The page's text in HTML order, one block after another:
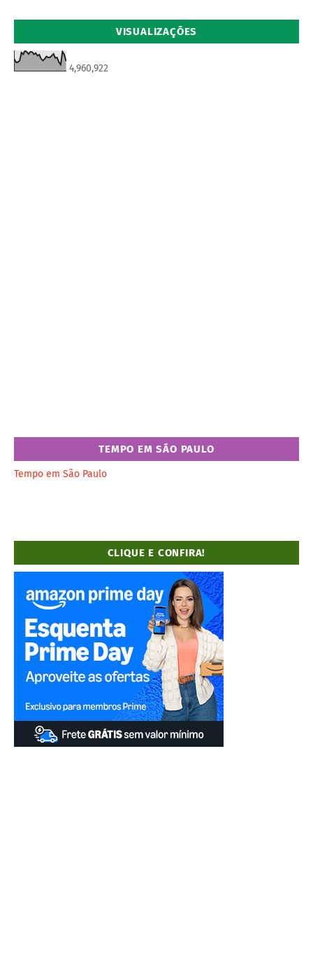
VISUALIZAÇÕES
4,960,922
TEMPO EM SÃO PAULO
Tempo em São Paulo
CLIQUE E CONFIRA!